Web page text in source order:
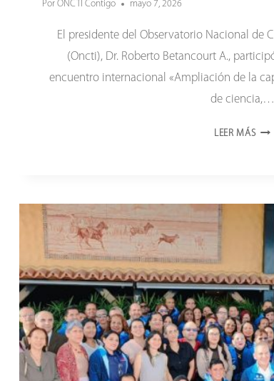
Por ONCTI Contigo mayo 7, 2026
El presidente del Observatorio Nacional de
(Oncti), Dr. Roberto Betancourt A.,
encuentro internacional «Ampliación de la
de ciencia,…
LEER MÁS
EN